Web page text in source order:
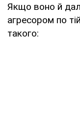
Якщо воно й
агресором по
такого: